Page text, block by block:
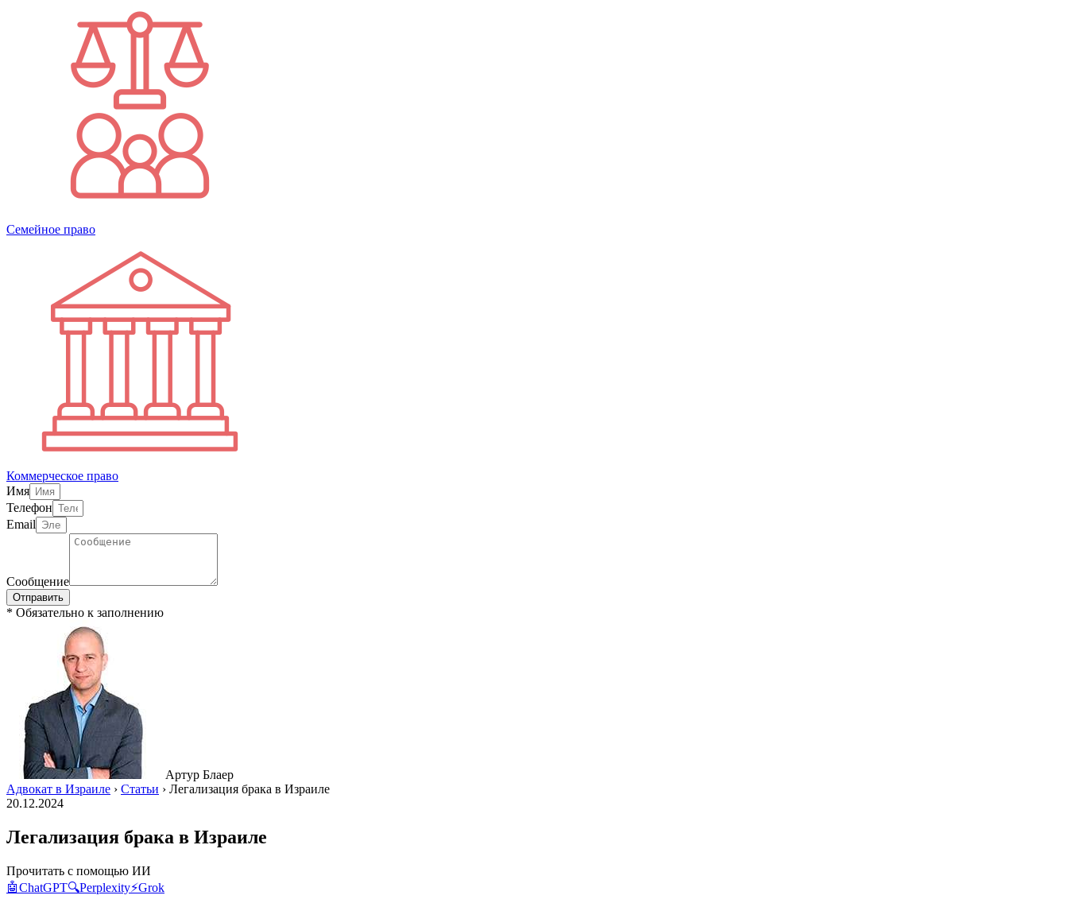
Семейное право
Коммерческое право
Имя
Телефон
Email
Сообщение
Отправить
* Обязательно к заполнению
Артур Блаер
Адвокат в Израиле › Статьи › Легализация брака в Израиле
20.12.2024
Легализация брака в Израиле
Прочитать с помощью ИИ
🤖ChatGPT🔍Perplexity⚡Grok